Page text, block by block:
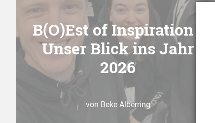
B(O)Est of Inspiration -
Unser Blick ins Jahr
2026
von Beke Alberring